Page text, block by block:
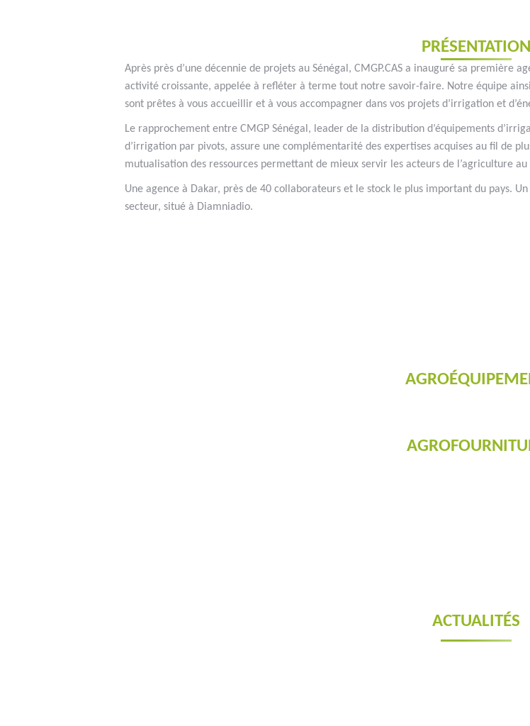
PRÉSENTATION
Après près d’une décennie de projets au Sénégal, CMGP.CAS a inauguré sa première
activité croissante, appelée à refléter à terme tout notre savoir-faire. Notre équipe
sont prêtes à vous accueillir et à vous accompagner dans vos projets d’irrigation et
Le rapprochement entre CMGP Sénégal, leader de la distribution d’équipements
d’irrigation par pivots, assure une complémentarité des expertises acquises au fil de
mutualisation des ressources permettant de mieux servir les acteurs de l’agriculture au
Une agence à Dakar, près de 40 collaborateurs et le stock le plus important du pays.
secteur, situé à Diamniadio.
ACTUALITÉS